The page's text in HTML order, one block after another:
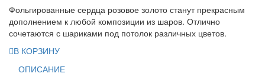
Фольгированные сердца розовое золото станут прекрасным
дополнением к любой композиции из шаров. Отлично
сочетаются с шариками под потолок различных цветов.
В КОРЗИНУ
ОПИСАНИЕ